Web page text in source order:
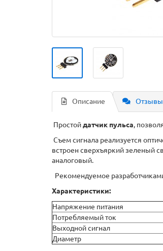
Описание Отзывы
Простойдатчик пульса,
Съем сигнала реализуется
встроен сверхъяркий зеленый
аналоговый.
Рекомендуемое
Характеристики:
Напряжение питания
Потребляемый ток
Выходной сигнал
Диаметр